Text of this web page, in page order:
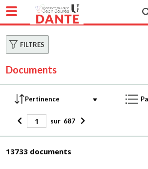
FILTRES
Documents
sur 687
13733 documents